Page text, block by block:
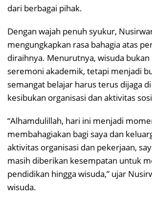
dari berbagai pihak.
Dengan wajah penuh syukur,
mengungkapkan rasa bahagia atas
diraihnya. Menurutnya, wisuda bukan
seremoni akademik, tetapi menjadi
semangat belajar harus terus dijaga
kesibukan organisasi dan aktivitas
“Alhamdulillah, hari ini menjadi
membahagiakan bagi saya dan
aktivitas organisasi dan pekerjaan,
masih diberikan kesempatan untuk
pendidikan hingga wisuda,” ujar
wisuda.